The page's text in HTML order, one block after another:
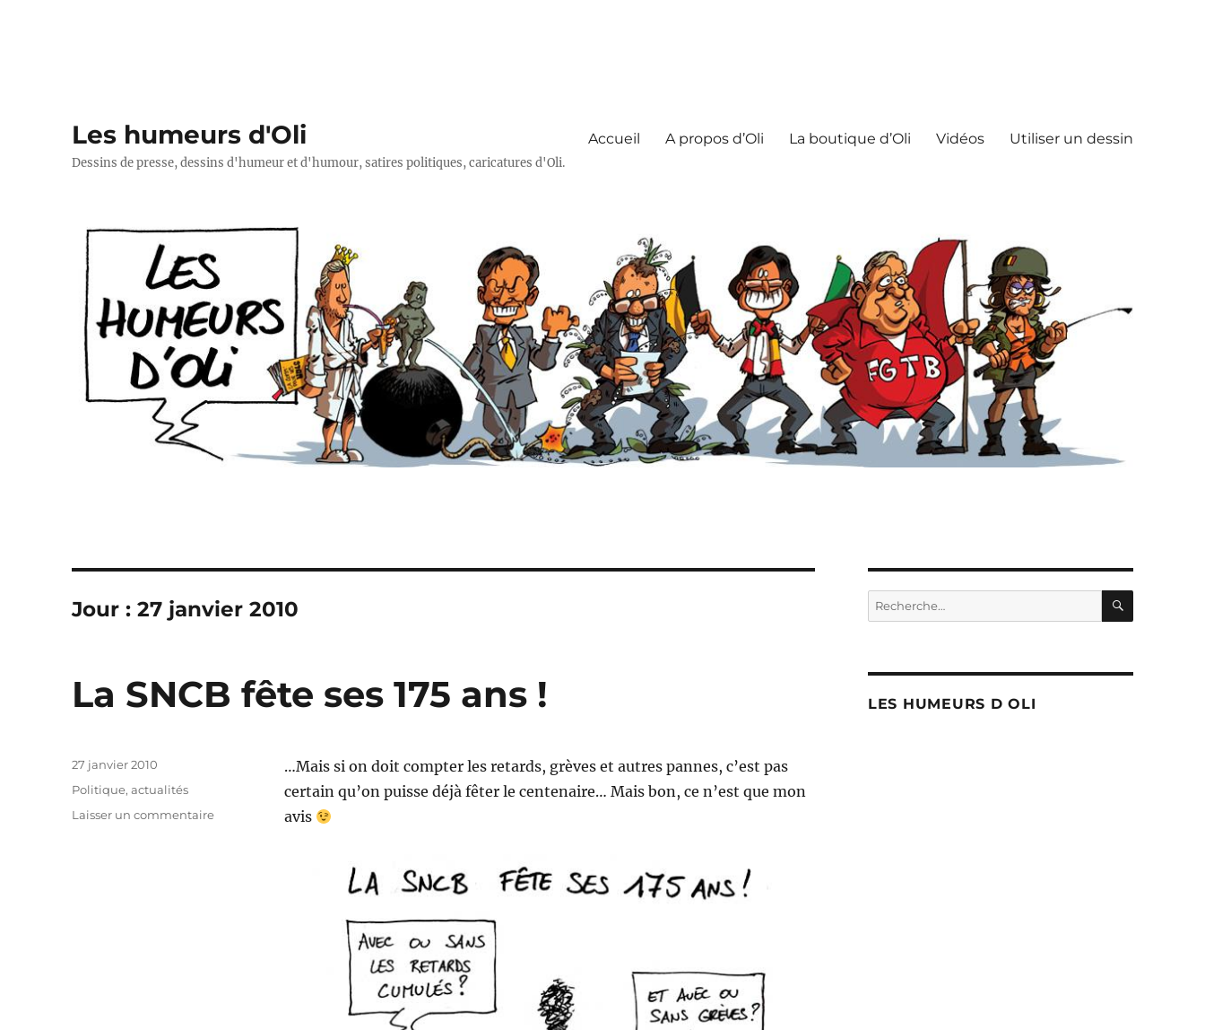
Les humeurs d'Oli
Dessins de presse, dessins d'humeur et d'humour, satires politiques, caricatures d'Oli.
Accueil A propos d’Oli La boutique d’Oli Vidéos Utiliser un dessin
Jour :27 janvier 2010
La SNCB fête ses 175 ans !
…Mais si on doit compter les retards, grèves et autres pannes, c’est pas
certain qu’on puisse déjà fêter le centenaire… Mais bon, ce n’est que mon
avis
Publié
27 janvier 2010
Catégories
Politique, actualités
Laisser un commentairesur
Recherche
pour :
LES HUMEURS D OLI